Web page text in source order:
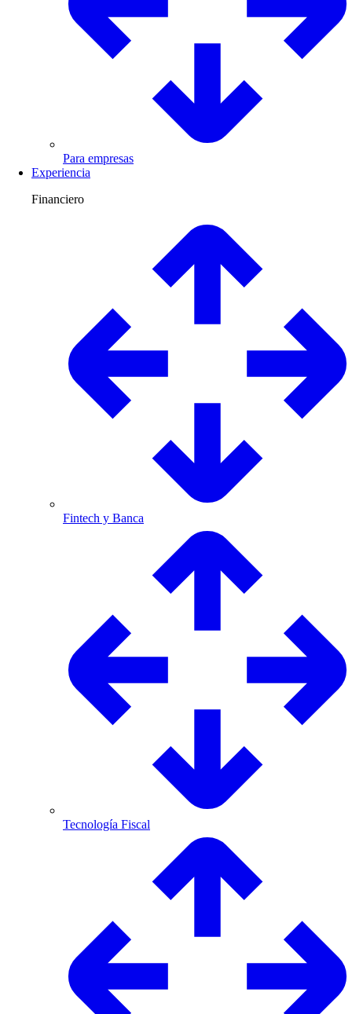
Para empresas
Experiencia
Financiero
Fintech y Banca
Tecnología Fiscal